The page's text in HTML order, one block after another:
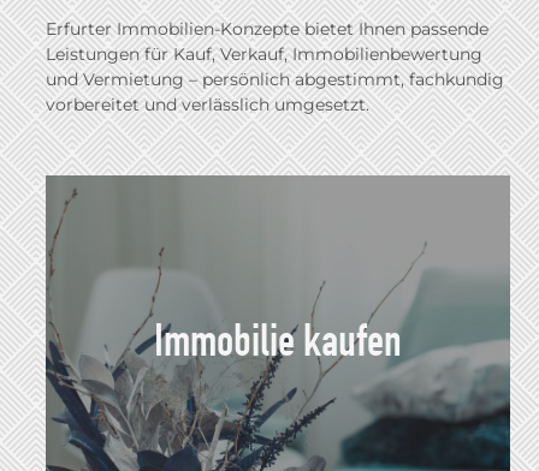
Erfurter Immobilien-Konzepte bietet Ihnen passende
Leistungen für Kauf, Verkauf, Immobilienbewertung
und Vermietung – persönlich abgestimmt, fachkundig
vorbereitet und verlässlich umgesetzt.
Immobilie kaufen